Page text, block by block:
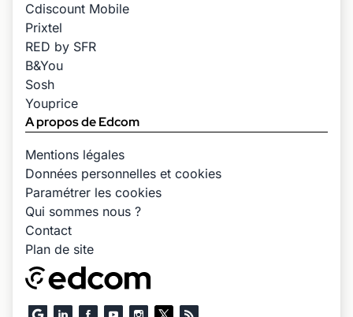
Cdiscount Mobile
Prixtel
RED by SFR
B&You
Sosh
Youprice
A propos de Edcom
Mentions légales
Données personnelles et cookies
Paramétrer les cookies
Qui sommes nous ?
Contact
Plan de site